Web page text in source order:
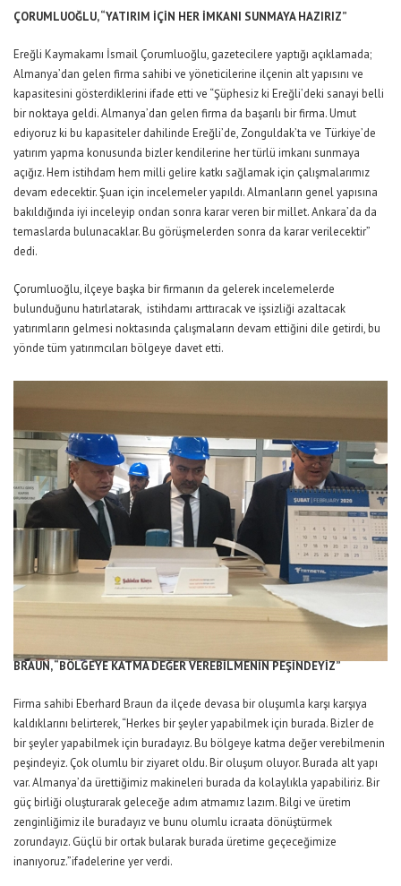
ÇORUMLUOĞLU, “YATIRIM İÇİN HER İMKANI SUNMAYA HAZIRIZ”
Ereğli Kaymakamı İsmail Çorumluoğlu, gazetecilere yaptığı açıklamada;
Almanya’dan gelen firma sahibi ve yöneticilerine ilçenin alt yapısını ve
kapasitesini gösterdiklerini ifade etti ve “Şüphesiz ki Ereğli’deki sanayi belli
bir noktaya geldi. Almanya’dan gelen firma da başarılı bir firma. Umut
ediyoruz ki bu kapasiteler dahilinde Ereğli’de, Zonguldak’ta ve Türkiye’de
yatırım yapma konusunda bizler kendilerine her türlü imkanı sunmaya
açığız. Hem istihdam hem milli gelire katkı sağlamak için çalışmalarımız
devam edecektir. Şuan için incelemeler yapıldı. Almanların genel yapısına
bakıldığında iyi inceleyip ondan sonra karar veren bir millet. Ankara’da da
temaslarda bulunacaklar. Bu görüşmelerden sonra da karar verilecektir”
dedi.
Çorumluoğlu, ilçeye başka bir firmanın da gelerek incelemelerde
bulunduğunu hatırlatarak, istihdamı arttıracak ve işsizliği azaltacak
yatırımların gelmesi noktasında çalışmaların devam ettiğini dile getirdi, bu
yönde tüm yatırımcıları bölgeye davet etti.
BRAUN, “BÖLGEYE KATMA DEĞER VEREBİLMENİN PEŞİNDEYİZ”
Firma sahibi Eberhard Braun da ilçede devasa bir oluşumla karşı karşıya
kaldıklarını belirterek, “Herkes bir şeyler yapabilmek için burada. Bizler de
bir şeyler yapabilmek için buradayız. Bu bölgeye katma değer verebilmenin
peşindeyiz. Çok olumlu bir ziyaret oldu. Bir oluşum oluyor. Burada alt yapı
var. Almanya’da ürettiğimiz makineleri burada da kolaylıkla yapabiliriz. Bir
güç birliği oluşturarak geleceğe adım atmamız lazım. Bilgi ve üretim
zenginliğimiz ile buradayız ve bunu olumlu icraata dönüştürmek
zorundayız. Güçlü bir ortak bularak burada üretime geçeceğimize
inanıyoruz.”ifadelerine yer verdi.